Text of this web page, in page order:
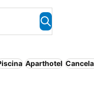
Aparthotel